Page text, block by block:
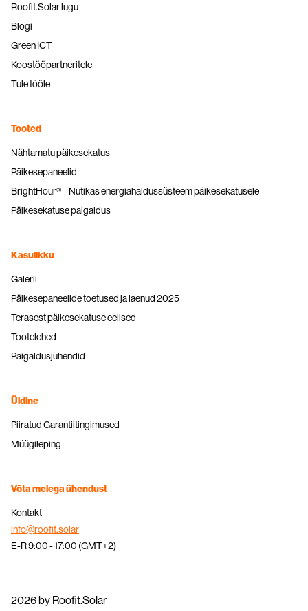
Roofit.Solar lugu
Blogi
Green ICT
Koostööpartneritele
Tule tööle
Tooted
Nähtamatu päikesekatus
Päikesepaneelid
BrightHour® – Nutikas energiahaldussüsteem päikesekatusele
Päikesekatuse paigaldus
Kasulikku
Galerii
Päikesepaneelide toetused ja laenud 2025
Terasest päikesekatuse eelised
Tootelehed
Paigaldusjuhendid
Üldine
Piiratud Garantiitingimused
Müügileping
Võta meiega ühendust
Kontakt
info@roofit.solar
E-R 9:00 - 17:00 (GMT+2)
2026 by Roofit.Solar